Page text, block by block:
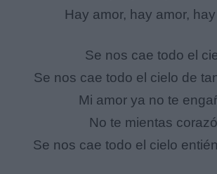
Hay amor, hay amor,
Se nos cae todo el
Se nos cae todo el cielo de
Mi amor ya no te
No te mientas
Se nos cae todo el cielo